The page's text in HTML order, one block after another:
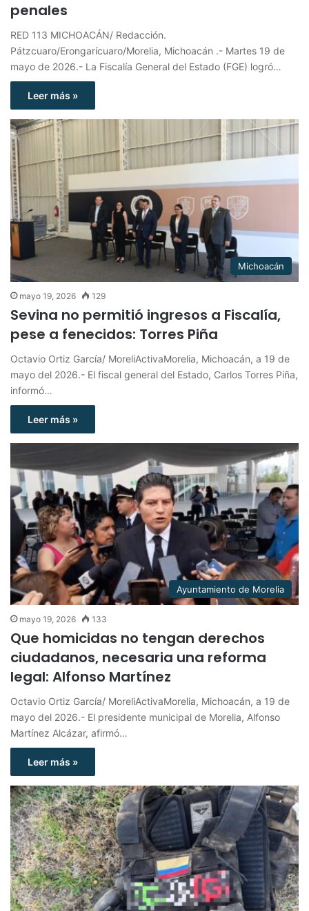
penales
RED 113 MICHOACÁN/ Redacción.
Pátzcuaro/Erongarícuaro/Morelia, Michoacán .- Martes 19 de
mayo de 2026.- La Fiscalía General del Estado (FGE) logró…
Leer más »
Michoacán
mayo 19, 2026 129
Sevina no permitió ingresos a Fiscalía,
pese a fenecidos: Torres Piña
Octavio Ortiz García/ MoreliActivaMorelia, Michoacán, a 19 de
mayo del 2026.- El fiscal general del Estado, Carlos Torres Piña,
informó…
Leer más »
Ayuntamiento de Morelia
mayo 19, 2026 133
Que homicidas no tengan derechos
ciudadanos, necesaria una reforma
legal: Alfonso Martínez
Octavio Ortiz García/ MoreliActivaMorelia, Michoacán, a 19 de
mayo del 2026.- El presidente municipal de Morelia, Alfonso
Martínez Alcázar, afirmó…
Leer más »